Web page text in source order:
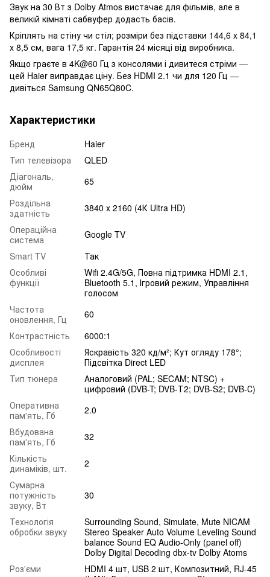
Звук на 30 Вт з Dolby Atmos вистачає для фільмів, але в
великій кімнаті сабвуфер додасть басів.
Кріплять на стіну чи стіл; розміри без підставки 144,6 x 84,1
x 8,5 см, вага 17,5 кг. Гарантія 24 місяці від виробника.
Якщо граєте в 4K@60 Гц з консолями і дивитеся стріми —
цей Haier виправдає ціну. Без HDMI 2.1 чи для 120 Гц —
дивіться Samsung QN65Q80C.
Характеристики
Бренд
Haier
Тип телевізора
QLED
Діагональ,
дюйм
65
Роздільна
здатність
3840 х 2160 (4К Ultra HD)
Операційна
система
Google TV
Smart TV
Так
Особливі
функції
Wifi 2.4G/5G, Повна підтримка HDMI 2.1,
Bluetooth 5.1, Ігровий режим, Управління
голосом
Частота
оновлення, Гц
60
Контрастність
6000:1
Особливості
дисплея
Яскравість 320 кд/м²; Кут огляду 178°;
Підсвітка Direct LED
Тип тюнера
Аналоговий (PAL; SECAM; NTSC) +
цифровий (DVB-T; DVB-Т2; DVB-S2; DVB-С)
Оперативна
пам'ять, Гб
2.0
Вбудована
пам'ять, Гб
32
Кількість
динаміків, шт.
2
Сумарна
потужність
звуку, Вт
30
Технологія
обробки звуку
Surrounding Sound, Simulate, Mute NICAM
Stereo Speaker Auto Volume Leveling Sound
balance Sound EQ Audio-Only (panel off)
Dolby Digital Decoding dbx-tv Dolby Atoms
Роз'єми
HDMI 4 шт, USB 2 шт, Композитний, RJ-45